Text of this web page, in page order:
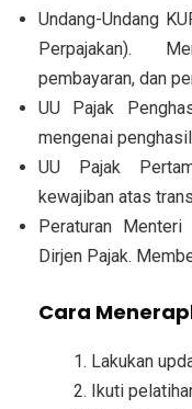
Undang-Undang
Perpajakan).
pembayaran, dan
UU Pajak
mengenai
UU Pajak
kewajiban atas
Peraturan
Dirjen Pajak.
Cara
Lakukan
Ikuti